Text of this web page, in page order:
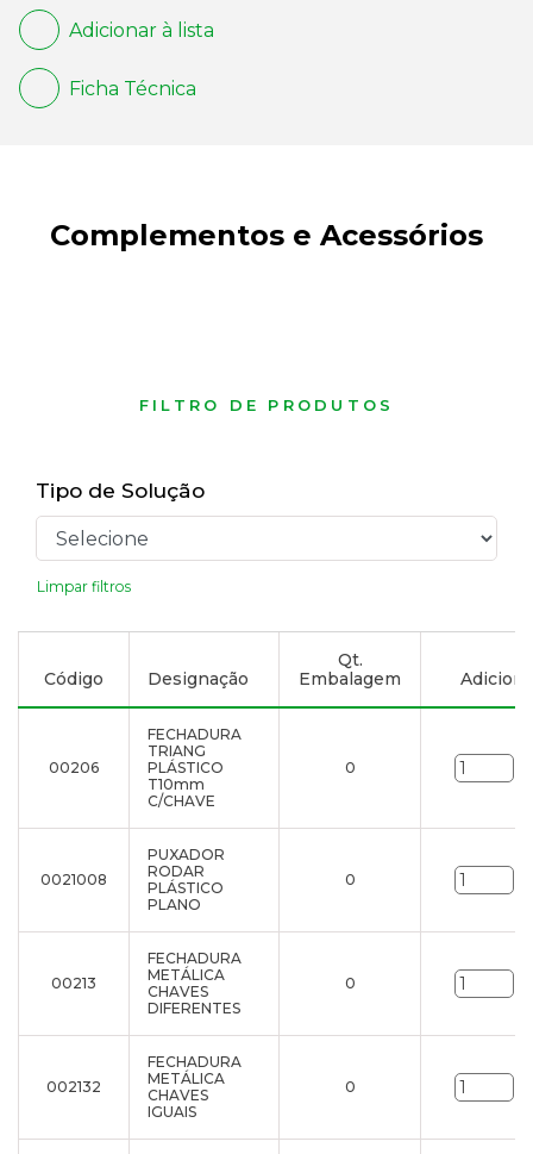
Adicionar à lista
Ficha Técnica
Complementos e Acessórios
FILTRO DE PRODUTOS
Tipo de Solução
Limpar filtros
Código Designação
Qt.
Embalagem
00206
FECHADURA
TRIANG
PLÁSTICO
T10mm
C/CHAVE
0
0021008
PUXADOR
RODAR
PLÁSTICO
PLANO
0
00213
FECHADURA
METÁLICA
CHAVES
DIFERENTES
0
002132
FECHADURA
METÁLICA
CHAVES
IGUAIS
0